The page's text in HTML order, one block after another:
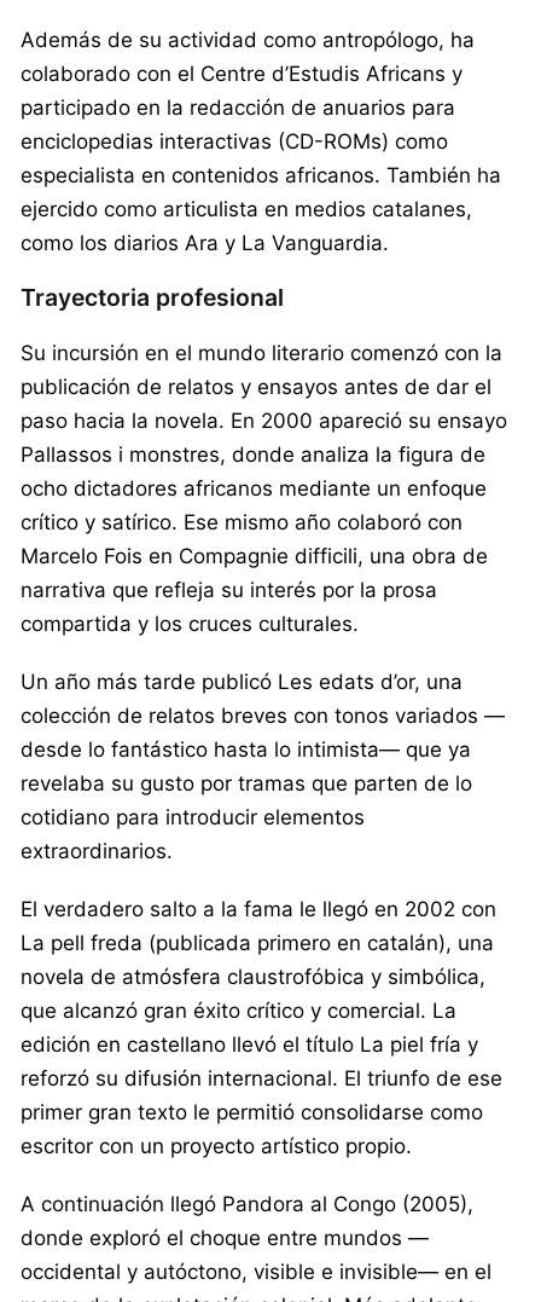
Además de su actividad como antropólogo, ha
colaborado con el Centre d’Estudis Africans y
participado en la redacción de anuarios para
enciclopedias interactivas (CD-ROMs) como
especialista en contenidos africanos. También ha
ejercido como articulista en medios catalanes,
como los diarios Ara y La Vanguardia.
Trayectoria profesional
Su incursión en el mundo literario comenzó con la
publicación de relatos y ensayos antes de dar el
paso hacia la novela. En 2000 apareció su ensayo
Pallassos i monstres, donde analiza la figura de
ocho dictadores africanos mediante un enfoque
crítico y satírico. Ese mismo año colaboró con
Marcelo Fois en Compagnie difficili, una obra de
narrativa que refleja su interés por la prosa
compartida y los cruces culturales.
Un año más tarde publicó Les edats d’or, una
colección de relatos breves con tonos variados —
desde lo fantástico hasta lo intimista— que ya
revelaba su gusto por tramas que parten de lo
cotidiano para introducir elementos
extraordinarios.
El verdadero salto a la fama le llegó en 2002 con
La pell freda (publicada primero en catalán), una
novela de atmósfera claustrofóbica y simbólica,
que alcanzó gran éxito crítico y comercial. La
edición en castellano llevó el título La piel fría y
reforzó su difusión internacional. El triunfo de ese
primer gran texto le permitió consolidarse como
escritor con un proyecto artístico propio.
A continuación llegó Pandora al Congo (2005),
donde exploró el choque entre mundos —
occidental y autóctono, visible e invisible— en el